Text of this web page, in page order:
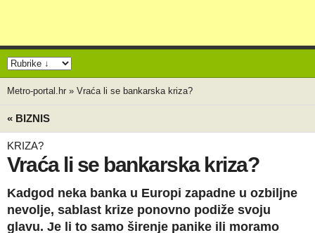
Metro-portal.hr » Vraća li se bankarska kriza?
« BIZNIS
KRIZA?
Vraća li se bankarska kriza?
Kadgod neka banka u Europi zapadne u ozbiljne
nevolje, sablast krize ponovno podiže svoju
glavu. Je li to samo širenje panike ili moramo